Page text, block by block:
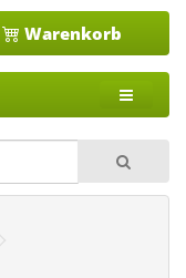
Warenkorb